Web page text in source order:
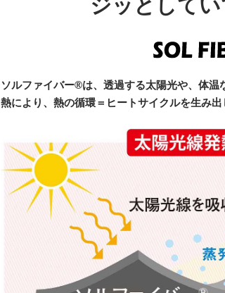
ジッとして
ソルファイバー®は、透過する太陽光や、体
熱により、熱の循環＝ヒートサイクルを生み